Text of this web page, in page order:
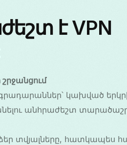
է VPN
կախված
անհրաժեշտ
տվյալները, հատկապես